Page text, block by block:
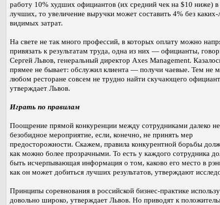
работу 10% худших официантов (их средний чек на $10 ниже) в
лучших, то увеличение выручки может составить 4% без каких-
видимых затрат.
На свете не так много профессий, в которых оплату можно
привязать к результатам труда, одна из них — официанты,
Сергей Львов, генеральный директор Axes Management.
прямее не бывает: обслужил клиента — получи чаевые. Тем не
любом ресторане совсем не трудно найти скучающего
утверждает Львов.
Играть по правилам
Поощрение прямой конкуренции между сотрудниками далеко не
безобидное мероприятие, если, конечно, не принять мер
предосторожности. Скажем, правила конкурентной борьбы
как можно более прозрачными. То есть у каждого сотрудника
быть исчерпывающая информация о том, каково его место в
как он может добиться лучших результатов, утверждают
Принципы соревнования в российской бизнес-практике
довольно широко, утверждает Львов. Но приводят к